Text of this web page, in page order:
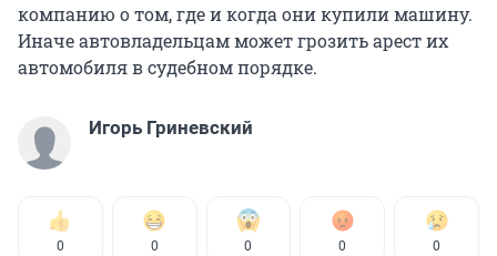
компанию о том, где и когда они купили машину.
Иначе автовладельцам может грозить арест их
автомобиля в судебном порядке.
Игорь Гриневский
0 0 0 0 0